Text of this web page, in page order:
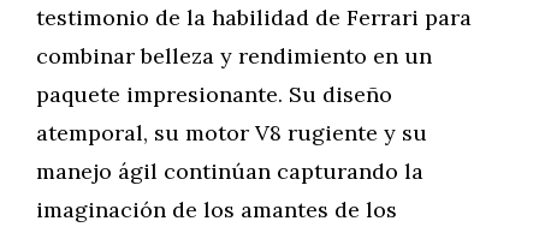
testimonio de la habilidad de Ferrari para
combinar belleza y rendimiento en un
paquete impresionante. Su diseño
atemporal, su motor V8 rugiente y su
manejo ágil continúan capturando la
imaginación de los amantes de los